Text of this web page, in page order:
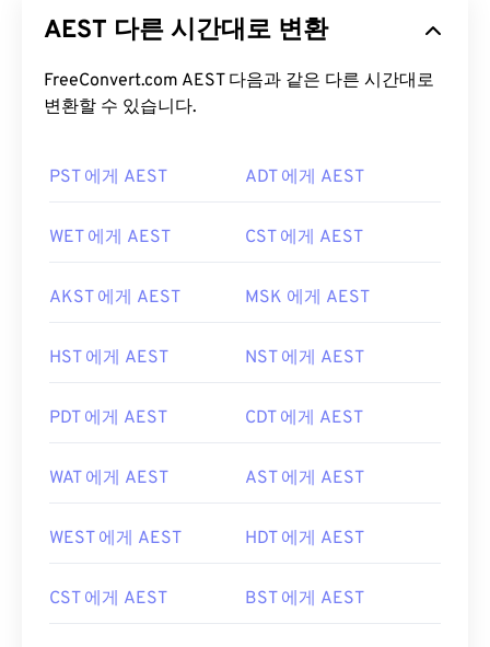
AEST 다른 시간대로 변환
FreeConvert.com AEST 다음과 같은 다른 시간대로
변환할 수 있습니다.
PST 에게 AEST ADT 에게 AEST
WET 에게 AEST CST 에게 AEST
AKST 에게 AEST MSK 에게 AEST
HST 에게 AEST NST 에게 AEST
PDT 에게 AEST CDT 에게 AEST
WAT 에게 AEST AST 에게 AEST
WEST 에게 AEST HDT 에게 AEST
CST 에게 AEST BST 에게 AEST